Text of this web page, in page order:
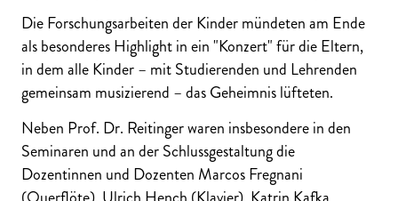
Die Forschungsarbeiten der Kinder mündeten am Ende
als besonderes Highlight in ein "Konzert" für die Eltern,
in dem alle Kinder – mit Studierenden und Lehrenden
gemeinsam musizierend – das Geheimnis lüfteten.
Neben Prof. Dr. Reitinger waren insbesondere in den
Seminaren und an der Schlussgestaltung die
Dozentinnen und Dozenten Marcos Fregnani